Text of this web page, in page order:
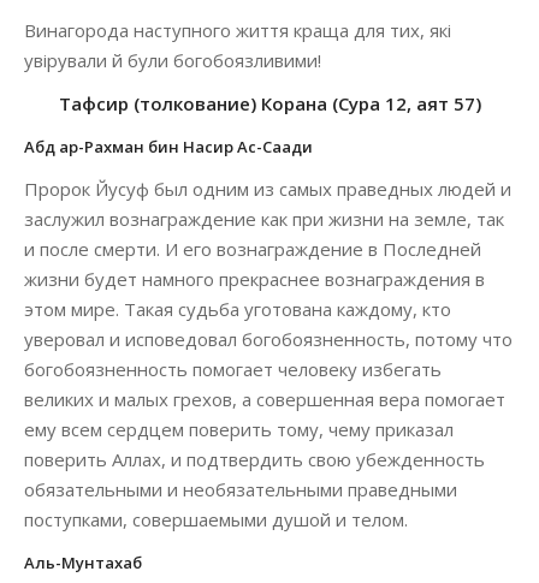
Винагорода наступного життя краща для тих, які
увірували й були богобоязливими!
Тафсир (толкование) Корана (Сура 12, аят 57)
Абд ар-Рахман бин Насир Ас-Саади
Пророк Йусуф был одним из самых праведных людей и
заслужил вознаграждение как при жизни на земле, так
и после смерти. И его вознаграждение в Последней
жизни будет намного прекраснее вознаграждения в
этом мире. Такая судьба уготована каждому, кто
уверовал и исповедовал богобоязненность, потому что
богобоязненность помогает человеку избегать
великих и малых грехов, а совершенная вера помогает
ему всем сердцем поверить тому, чему приказал
поверить Аллах, и подтвердить свою убежденность
обязательными и необязательными праведными
поступками, совершаемыми душой и телом.
Аль-Мунтахаб